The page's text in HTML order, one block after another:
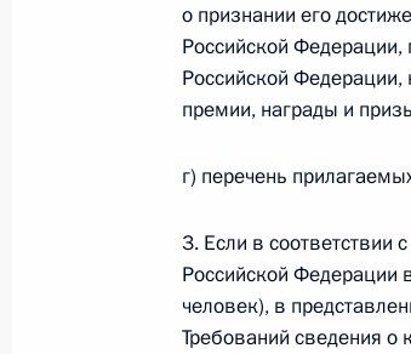
Заседание рабочей
государственной
о развитии
и организации
5 июня 2019 года, 12:00
о признании его
Российской
Российской Федерации,
премии, награды и
г) перечень
3. Если в соответствии
Российской Федерации
человек), в
Требований сведения